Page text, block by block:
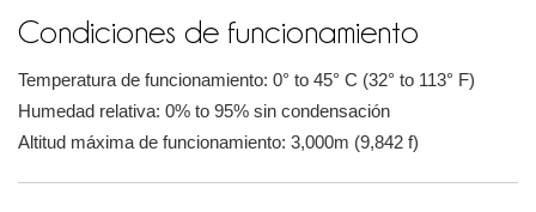
Condiciones de funcionamiento
Temperatura de funcionamiento: 0° to 45° C (32° to 113° F)
Humedad relativa: 0% to 95% sin condensación
Altitud máxima de funcionamiento: 3,000m (9,842 f)